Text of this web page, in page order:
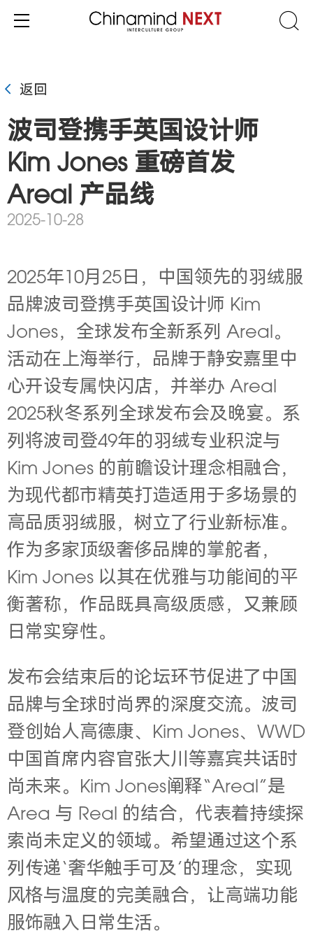
返回
波司登携手英国设计师
Kim Jones 重磅首发
Areal 产品线
2025-10-28
2025年10月25日，中国领先的羽绒服
品牌波司登携手英国设计师 Kim
Jones，全球发布全新系列 Areal。
活动在上海举行，品牌于静安嘉里中
心开设专属快闪店，并举办 Areal
2025秋冬系列全球发布会及晚宴。系
列将波司登49年的羽绒专业积淀与
Kim Jones 的前瞻设计理念相融合，
为现代都市精英打造适用于多场景的
高品质羽绒服，树立了行业新标准。
作为多家顶级奢侈品牌的掌舵者，
Kim Jones 以其在优雅与功能间的平
衡著称，作品既具高级质感，又兼顾
日常实穿性。
发布会结束后的论坛环节促进了中国
品牌与全球时尚界的深度交流。波司
登创始人高德康、Kim Jones、WWD
中国首席内容官张大川等嘉宾共话时
尚未来。Kim Jones阐释“Areal”是
Area 与 Real 的结合，代表着持续探
索尚未定义的领域。希望通过这个系
列传递‘奢华触手可及’的理念，实现
风格与温度的完美融合，让高端功能
服饰融入日常生活。